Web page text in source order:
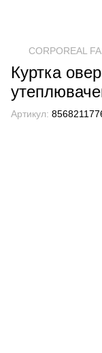
CORPOREAL
Куртка
Артикул: